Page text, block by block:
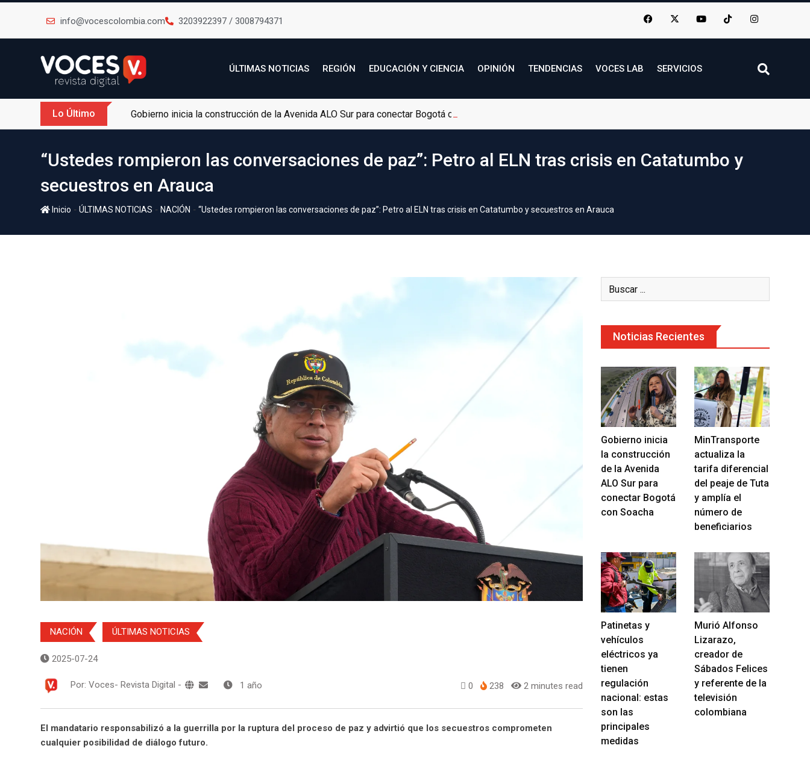
info@vocescolombia.com 3203922397 / 3008794371
ÚLTIMAS NOTICIAS REGIÓN EDUCACIÓN Y CIENCIA OPINIÓN TENDENCIAS VOCES LAB SERVICIOS
Lo Último Gobierno inicia la construcción de la Avenida ALO Sur para conectar Bogotá con Soacha
“Ustedes rompieron las conversaciones de paz”: Petro al ELN tras crisis en Catatumbo y
secuestros en Arauca
Inicio - ÚLTIMAS NOTICIAS - NACIÓN - “Ustedes rompieron las conversaciones de paz”: Petro al ELN tras crisis en Catatumbo y secuestros en Arauca
NACIÓN ÚLTIMAS NOTICIAS
2025-07-24
Por: Voces- Revista Digital - 1 año 0 238 2 minutes read
El mandatario responsabilizó a la guerrilla por la ruptura del proceso de paz y advirtió que los secuestros comprometen
cualquier posibilidad de diálogo futuro.
Noticias Recientes
Gobierno inicia
la construcción
de la Avenida
ALO Sur para
conectar Bogotá
con Soacha
MinTransporte
actualiza la
tarifa diferencial
del peaje de Tuta
y amplía el
número de
beneficiarios
Patinetas y
vehículos
eléctricos ya
tienen
regulación
nacional: estas
son las
principales
medidas
Murió Alfonso
Lizarazo,
creador de
Sábados Felices
y referente de la
televisión
colombiana